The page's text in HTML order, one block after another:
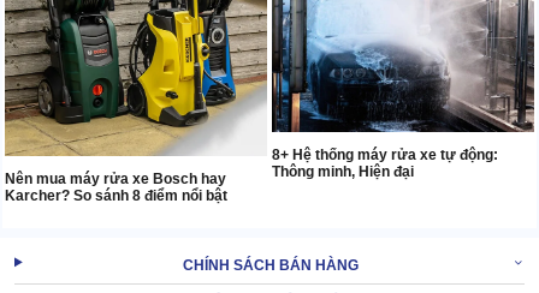
Nên mua máy rửa xe Bosch hay
Karcher? So sánh 8 điểm nổi bật
8+ Hệ thống máy rửa xe tự động:
Thông minh, Hiện đại
CHÍNH SÁCH BÁN HÀNG